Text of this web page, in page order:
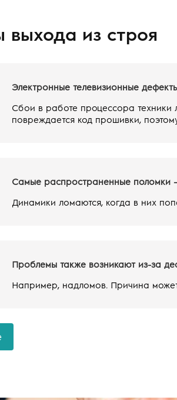
выхода из строя
Электронные телевизионные
Сбои в работе процессора
повреждается код прошивки,
Самые распространенные поломки
Динамики ломаются, когда в них
Проблемы также возникают из-за
Например, надломов. Причина